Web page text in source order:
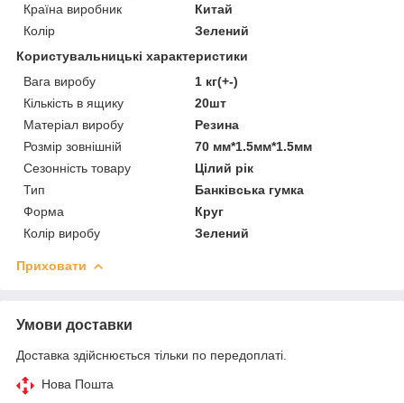
Країна виробник
Китай
Колір
Зелений
Користувальницькі характеристики
Вага виробу
1 кг(+-)
Кількість в ящику
20шт
Матеріал виробу
Резина
Розмір зовнішній
70 мм*1.5мм*1.5мм
Сезонність товару
Цілий рік
Тип
Банківська гумка
Форма
Круг
Колір виробу
Зелений
Приховати
Умови доставки
Доставка здійснюється тільки по передоплаті.
Нова Пошта